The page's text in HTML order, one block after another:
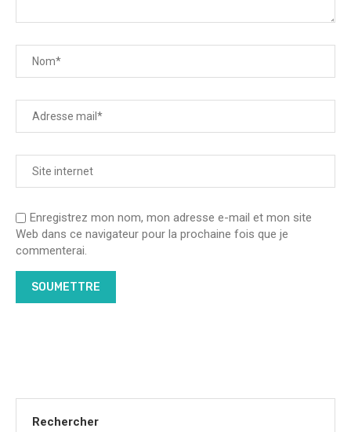
Enregistrez mon nom, mon adresse e-mail et mon site
Web dans ce navigateur pour la prochaine fois que je
commenterai.
Rechercher